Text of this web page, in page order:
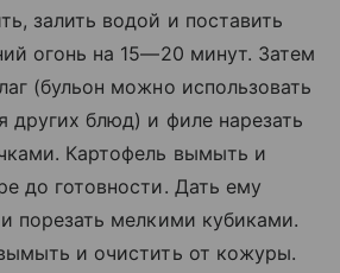
залить водой и поставить
огонь на 15—20 минут. Затем
(бульон можно использовать
других блюд) и филе нарезать
Картофель вымыть и
до готовности. Дать ему
порезать мелкими кубиками.
и очистить от кожуры.